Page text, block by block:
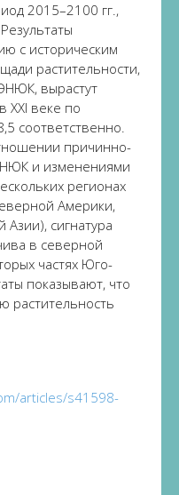
2015–2100 гг.,
с историческим
растительности,
вырастут
XXI веке по
соответственно.
причинно-
и изменениями
регионах
Америки,
сигнатура
в северной
частях Юго-
показывают, что
растительность
articles/s41598-